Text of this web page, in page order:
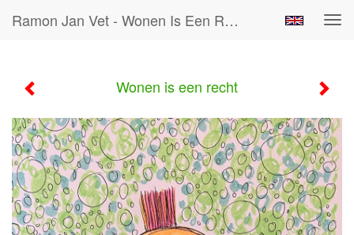
Ramon Jan Vet - Wonen Is Een Recht
Wonen is een recht